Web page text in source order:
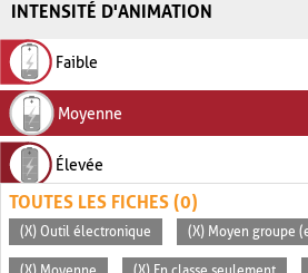
INTENSITÉ D'ANIMATION
Faible
Moyenne
Élevée
TOUTES LES FICHES (0)
(X) Outil électronique (X) Moyen groupe